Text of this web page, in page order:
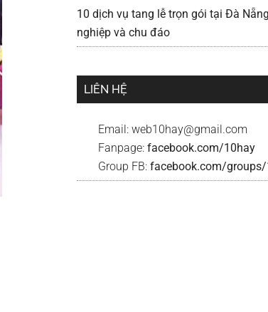
10 dịch vụ tang lễ trọn gói tại Đà
nghiệp và chu đáo
LIÊN HỆ
Email: web10hay@gmail.com
Fanpage: facebook.com/10hay
Group FB: facebook.com/